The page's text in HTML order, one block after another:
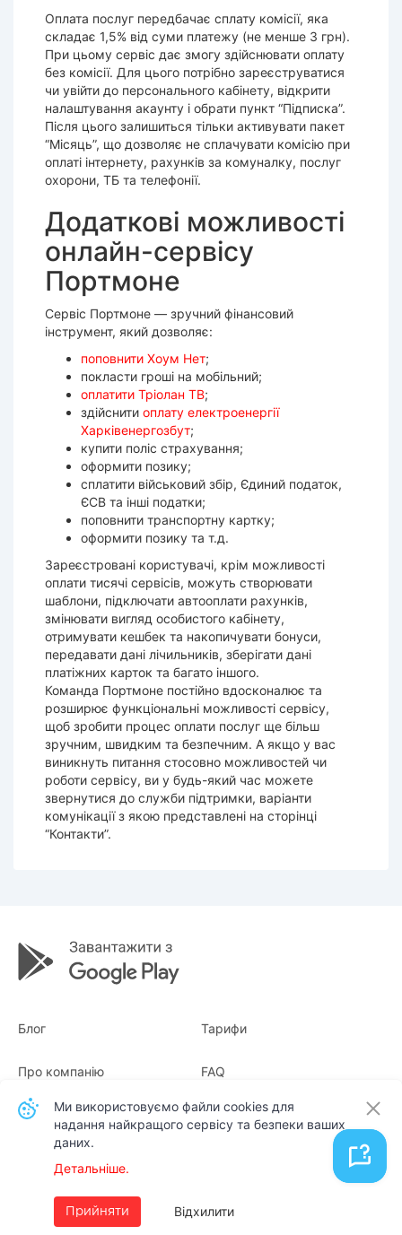
Оплата послуг передбачає сплату комісії, яка
складає 1,5% від суми платежу (не менше 3 грн).
При цьому сервіс дає змогу здійснювати оплату
без комісії. Для цього потрібно зареєструватися
чи увійти до персонального кабінету, відкрити
налаштування акаунту і обрати пункт “Підписка”.
Після цього залишиться тільки активувати пакет
“Місяць”, що дозволяє не сплачувати комісію при
оплаті інтернету, рахунків за комуналку, послуг
охорони, ТБ та телефонії.
Додаткові можливості
онлайн-сервісу
Портмоне
Сервіс Портмоне — зручний фінансовий
інструмент, який дозволяє:
поповнити Хоум Нет;
покласти гроші на мобільний;
оплатити Тріолан ТВ;
здійснити оплату електроенергії
Харківенергозбут;
купити поліс страхування;
оформити позику;
сплатити військовий збір, Єдиний податок,
ЄСВ та інші податки;
поповнити транспортну картку;
оформити позику та т.д.
Зареєстровані користувачі, крім можливості
оплати тисячі сервісів, можуть створювати
шаблони, підключати автооплати рахунків,
змінювати вигляд особистого кабінету,
отримувати кешбек та накопичувати бонуси,
передавати дані лічильників, зберігати дані
платіжних карток та багато іншого.
Команда Портмоне постійно вдосконалює та
розширює функціональні можливості сервісу,
щоб зробити процес оплати послуг ще більш
зручним, швидким та безпечним. А якщо у вас
виникнуть питання стосовно можливостей чи
роботи сервісу, ви у будь-який час можете
звернутися до служби підтримки, варіанти
комунікації з якою представлені на сторінці
“Контакти”.
Блог Тарифи
Про компанію
Квитанції
FAQ
Для бізнесу
Українська
Ми використовуємо файли cookies для
надання найкращого сервісу та безпеки ваших
даних.
Детальніше.
Прийняти Відхилити